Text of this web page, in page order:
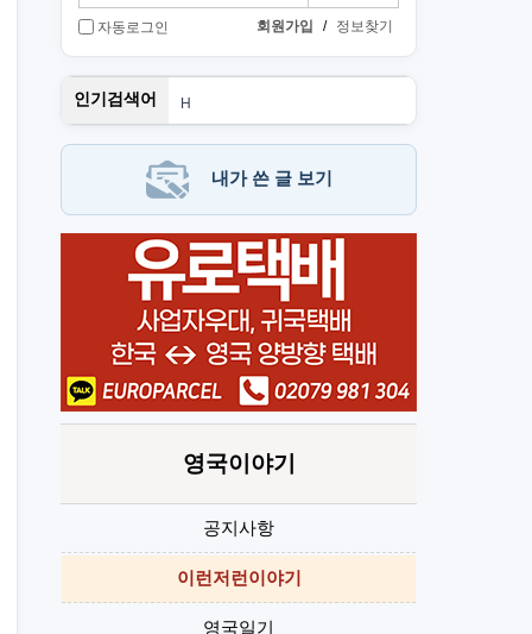
자동로그인 회원가입 / 정보찾기
인기검색어
H
1
단기
Art
내가 쓴 글 보기
영국이야기
공지사항
이런저런이야기
영국일기